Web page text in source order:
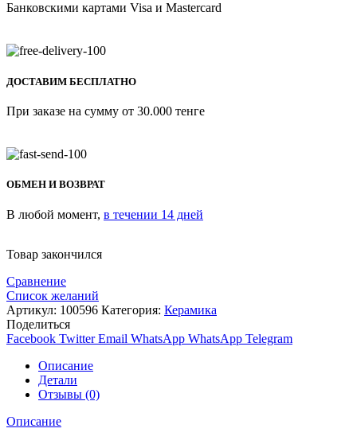
Банковскими картами Visa и Mastercard
ДОСТАВИМ БЕСПЛАТНО
При заказе на сумму от 30.000 тенге
ОБМЕН И ВОЗВРАТ
В любой момент, в течении 14 дней
Товар закончился
Сравнение
Список желаний
Артикул: 100596 Категория: Керамика
Поделиться
Facebook Twitter Email WhatsApp WhatsApp Telegram
Описание
Детали
Отзывы (0)
Описание